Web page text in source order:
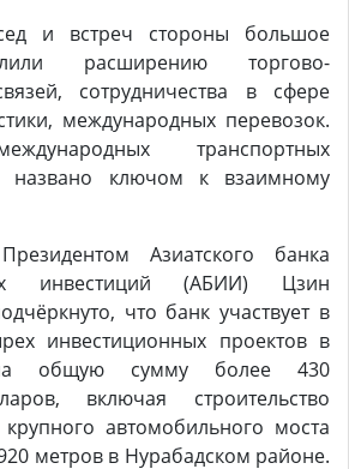
и встреч стороны большое
расширению торгово-
сотрудничества в сфере
международных перевозок.
транспортных
названо ключом к взаимному
Азиатского банка
инвестиций (АБИИ) Цзин
что банк участвует в
инвестиционных проектов в
на общую сумму более 430
включая строительство
автомобильного моста
метров в Нурабадском районе.